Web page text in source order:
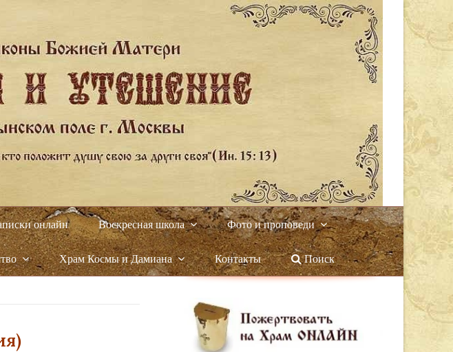
онлайн Воскресная школа Фото и проповеди
Храм Космы и Дамиана Контакты Поиск